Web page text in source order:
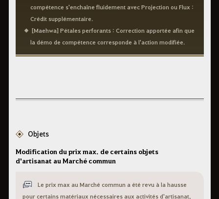
compétence s'enchaîne fluidement avec Projection ou Flux :
Crédit supplémentaire.
[Maehwa] Pétales perforants : Correction apportée afin que
la démo de compétence corresponde à l'action modifiée.
Objets
Modification du prix max. de certains objets
d'artisanat au Marché commun
Le prix max au Marché commun a été revu à la hausse
pour certains matériaux nécessaires aux activités d'artisanat,